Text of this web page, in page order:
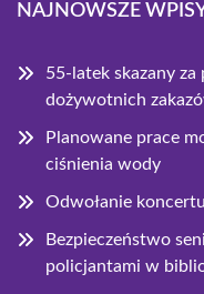
NAJNOWSZE
55-latek skazany
dożywotnich
Planowane prace
ciśnienia wody
Odwołanie
Bezpieczeństwo
policjantami w